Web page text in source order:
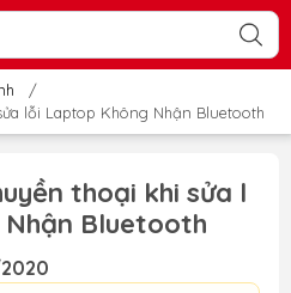
/
lỗi Laptop Không Nhận Bluetooth
thoại khi sửa l
Bluetooth